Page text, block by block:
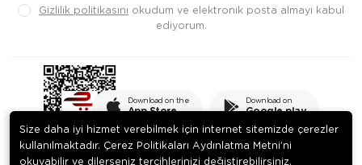
Gizlilik politikasını okudum ve elektronik posta almayı kabul
ediyorum.
Download on the
App Store
Download on
Google play
Size daha iyi hizmet verebilmek için internet sitemizde çerezler
kullanılmaktadır. Çerez Politikaları Aydınlatma Metni’ni
okuyabilir ve dilerseniz tercihlerinizi değiştirebilirsiniz.